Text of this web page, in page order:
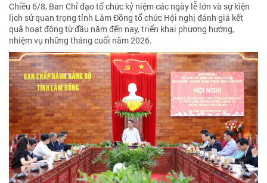
Chiều 6/8, Ban Chỉ đạo tổ chức kỷ niệm các ngày lễ lớn và sự kiện
lịch sử quan trọng tỉnh Lâm Đồng tổ chức Hội nghị đánh giá kết
quả hoạt động từ đầu năm đến nay, triển khai phương hướng,
nhiệm vụ những tháng cuối năm 2026.